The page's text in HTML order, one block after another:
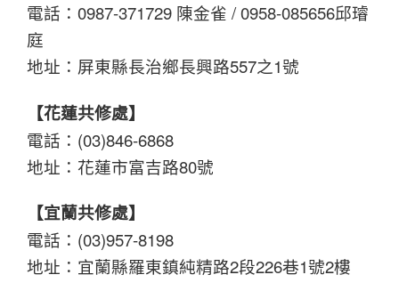
電話：0987-371729 陳金雀 / 0958-085656邱璿
庭
地址：屏東縣長治鄉長興路557之1號
【花蓮共修處】
電話：(03)846-6868
地址：花蓮市富吉路80號
【宜蘭共修處】
電話：(03)957-8198
地址：宜蘭縣羅東鎮純精路2段226巷1號2樓